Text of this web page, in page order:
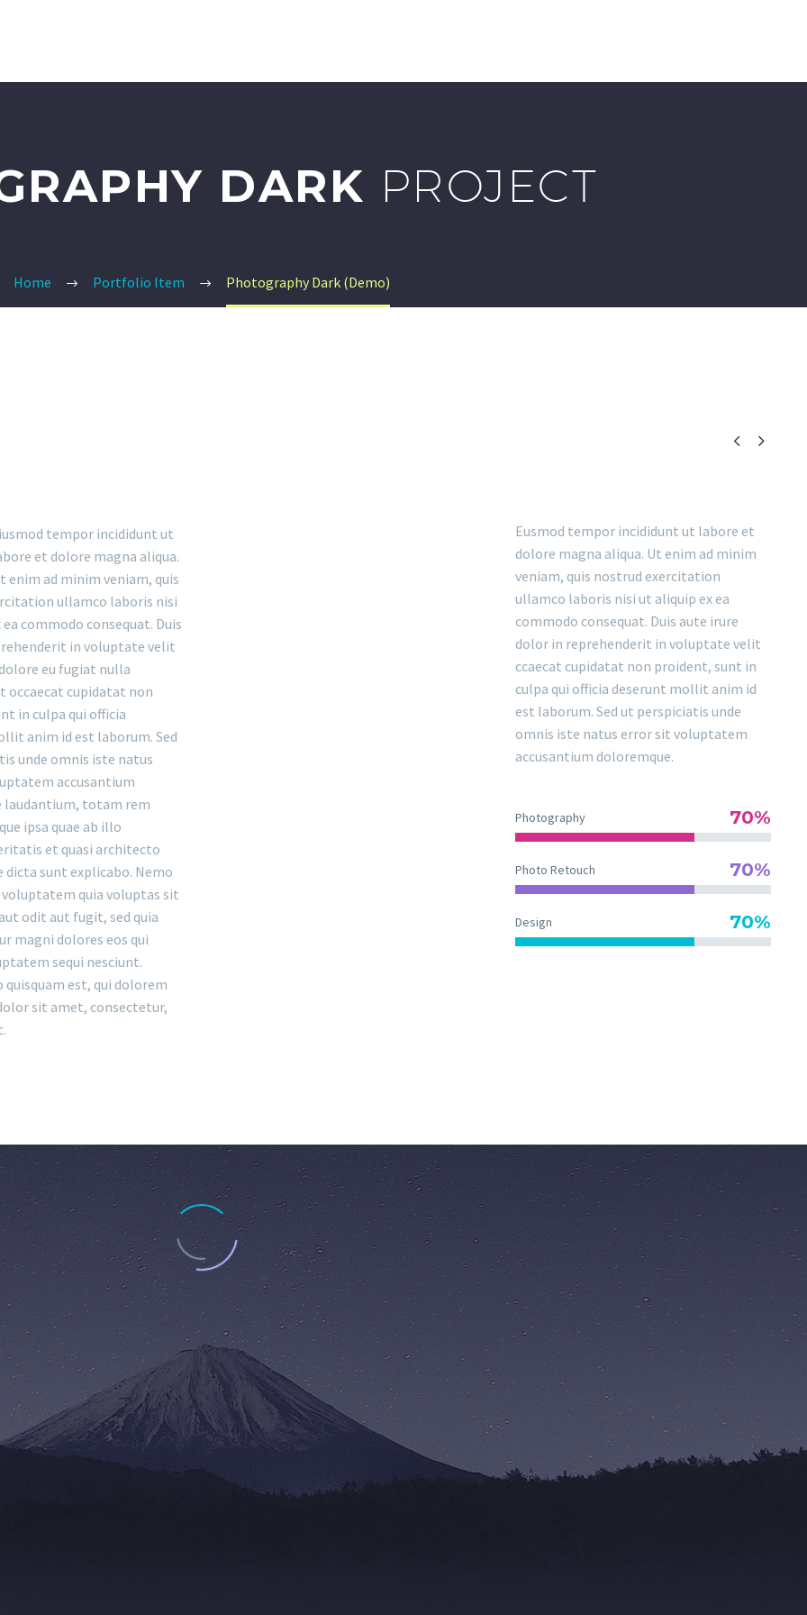
DARK PROJECT
Home Portfolio Item Photography Dark (Demo)
 
tempor incididunt ut
et dolore magna aliqua.
enim ad minim veniam, quis
ullamco laboris nisi
commodo consequat. Duis
in voluptate velit
eu fugiat nulla
occaecat cupidatat non
in culpa qui officia
anim id est laborum. Sed
unde omnis iste natus
accusantium
laudantium, totam rem
ipsa quae ab illo
et quasi architecto
dicta sunt explicabo. Nemo
quia voluptas sit
odit aut fugit, sed quia
magni dolores eos qui
sequi nesciunt.
quisquam est, qui dolorem
sit amet, consectetur,
Eusmod tempor incididunt ut labore et
dolore magna aliqua. Ut enim ad minim
veniam, quis nostrud exercitation
ullamco laboris nisi ut aliquip ex ea
commodo consequat. Duis aute irure
dolor in reprehenderit in voluptate velit
ccaecat cupidatat non proident, sunt in
culpa qui officia deserunt mollit anim id
est laborum. Sed ut perspiciatis unde
omnis iste natus error sit voluptatem
accusantium doloremque.
Photography 70%
Photo Retouch 70%
Design 70%